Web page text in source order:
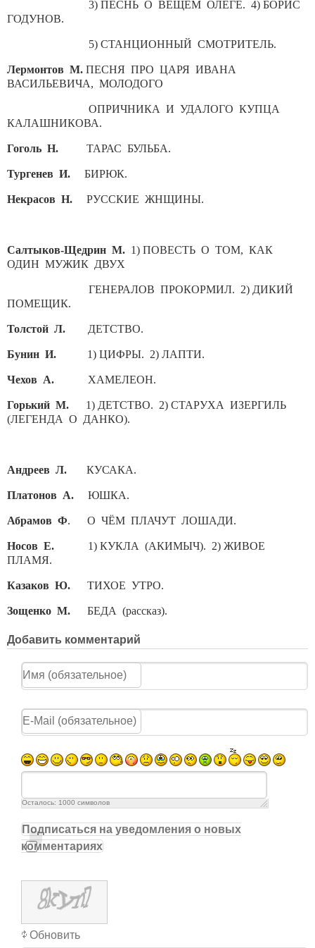
3) ПЕСНЬ О ВЕЩЕМ ОЛЕГЕ. 4) БОРИС
ГОДУНОВ.
5) СТАНЦИОННЫЙ СМОТРИТЕЛЬ.
Лермонтов М. ПЕСНЯ ПРО ЦАРЯ ИВАНА
ВАСИЛЬЕВИЧА, МОЛОДОГО
ОПРИЧНИКА И УДАЛОГО КУПЦА
КАЛАШНИКОВА.
Гоголь Н. ТАРАС БУЛЬБА.
Тургенев И. БИРЮК.
Некрасов Н. РУССКИЕ ЖНЩИНЫ.
Салтыков-Щедрин М. 1) ПОВЕСТЬ О ТОМ, КАК
ОДИН МУЖИК ДВУХ
ГЕНЕРАЛОВ ПРОКОРМИЛ. 2) ДИКИЙ
ПОМЕЩИК.
Толстой Л. ДЕТСТВО.
Бунин И. 1) ЦИФРЫ. 2) ЛАПТИ.
Чехов А. ХАМЕЛЕОН.
Горький М. 1) ДЕТСТВО. 2) СТАРУХА ИЗЕРГИЛЬ
(ЛЕГЕНДА О ДАНКО).
Андреев Л. КУСАКА.
Платонов А. ЮШКА.
Абрамов Ф. О ЧЁМ ПЛАЧУТ ЛОШАДИ.
Носов Е. 1) КУКЛА (АКИМЫЧ). 2) ЖИВОЕ
ПЛАМЯ.
Казаков Ю. ТИХОЕ УТРО.
Зощенко М. БЕДА (рассказ).
Добавить комментарий
Осталось: 1000 символов
Подписаться на уведомления о новых
комментариях
Обновить